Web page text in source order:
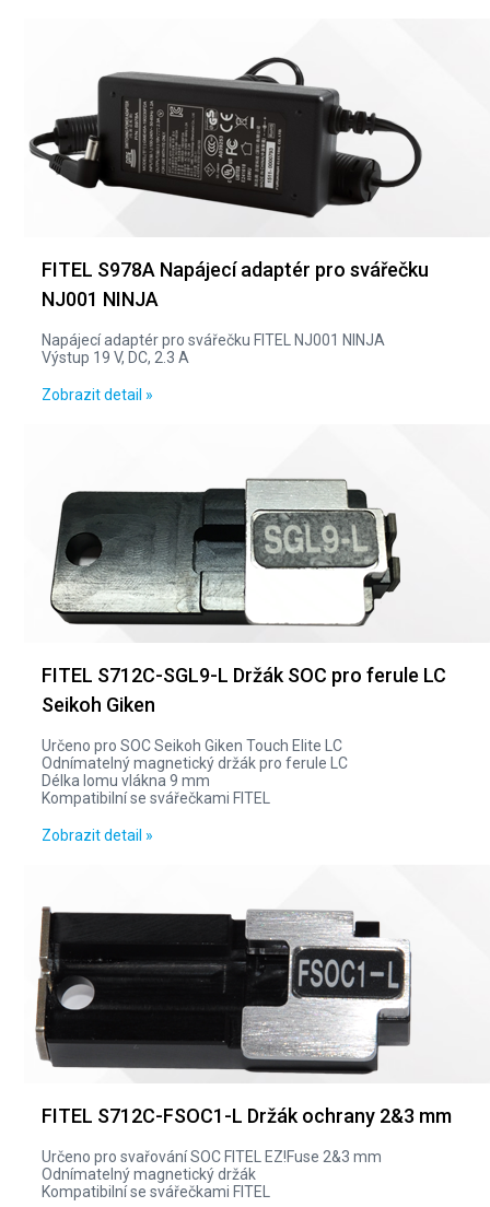
FITEL S978A Napájecí adaptér pro svářečku
NJ001 NINJA
Napájecí adaptér pro svářečku FITEL NJ001 NINJA
Výstup 19 V, DC, 2.3 A
Zobrazit detail »
FITEL S712C-SGL9-L Držák SOC pro ferule LC
Seikoh Giken
Určeno pro SOC Seikoh Giken Touch Elite LC
Odnímatelný magnetický držák pro ferule LC
Délka lomu vlákna 9 mm
Kompatibilní se svářečkami FITEL
Zobrazit detail »
FITEL S712C-FSOC1-L Držák ochrany 2&3 mm
Určeno pro svařování SOC FITEL EZ!Fuse 2&3 mm
Odnímatelný magnetický držák
Kompatibilní se svářečkami FITEL